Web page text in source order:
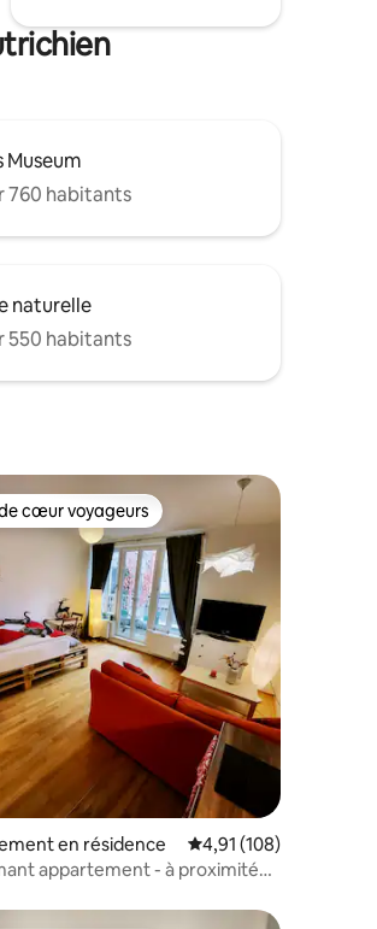
Museum
760 habitants
naturelle
550 habitants
la base de 125 commentaires : 4,94 sur 5
cœur voyageurs
cœur voyageurs
en résidence Évaluation moyenne
4,91 (108)
appartement - à proximité